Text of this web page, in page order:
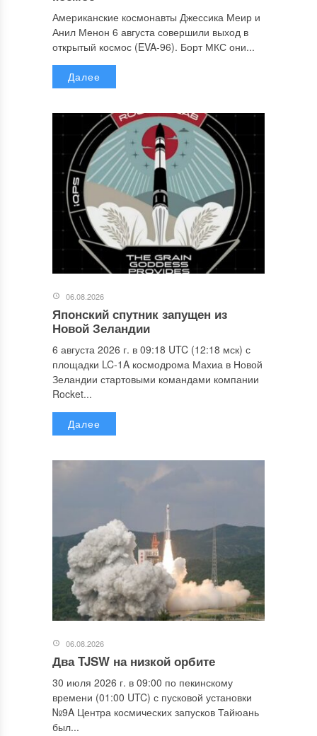
Американские космонавты Джессика Меир и
Анил Менон 6 августа совершили выход в
открытый космос (EVA-96). Борт МКС они...
Далее
06.08.2026
Японский спутник запущен из
Новой Зеландии
6 августа 2026 г. в 09:18 UTC (12:18 мск) с
площадки LC-1A космодрома Махиа в Новой
Зеландии стартовыми командами компании
Rocket...
Далее
06.08.2026
Два TJSW на низкой орбите
30 июля 2026 г. в 09:00 по пекинскому
времени (01:00 UTC) с пусковой установки
№9A Центра космических запусков Тайюань
был...